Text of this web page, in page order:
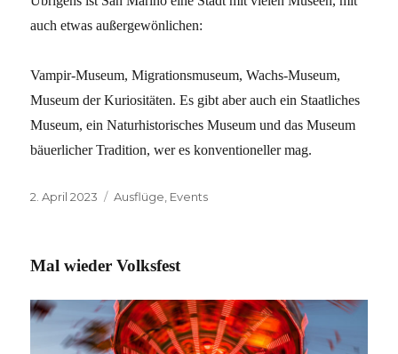
auch etwas außergewönlichen:
Vampir-Museum, Migrationsmuseum, Wachs-Museum,
Museum der Kuriositäten. Es gibt aber auch ein Staatliches
Museum, ein Naturhistorisches Museum und das Museum
bäuerlicher Tradition, wer es konventioneller mag.
Veröffentlicht
2. April 2023 Kategorien
Ausflüge, Events
Mal wieder Volksfest